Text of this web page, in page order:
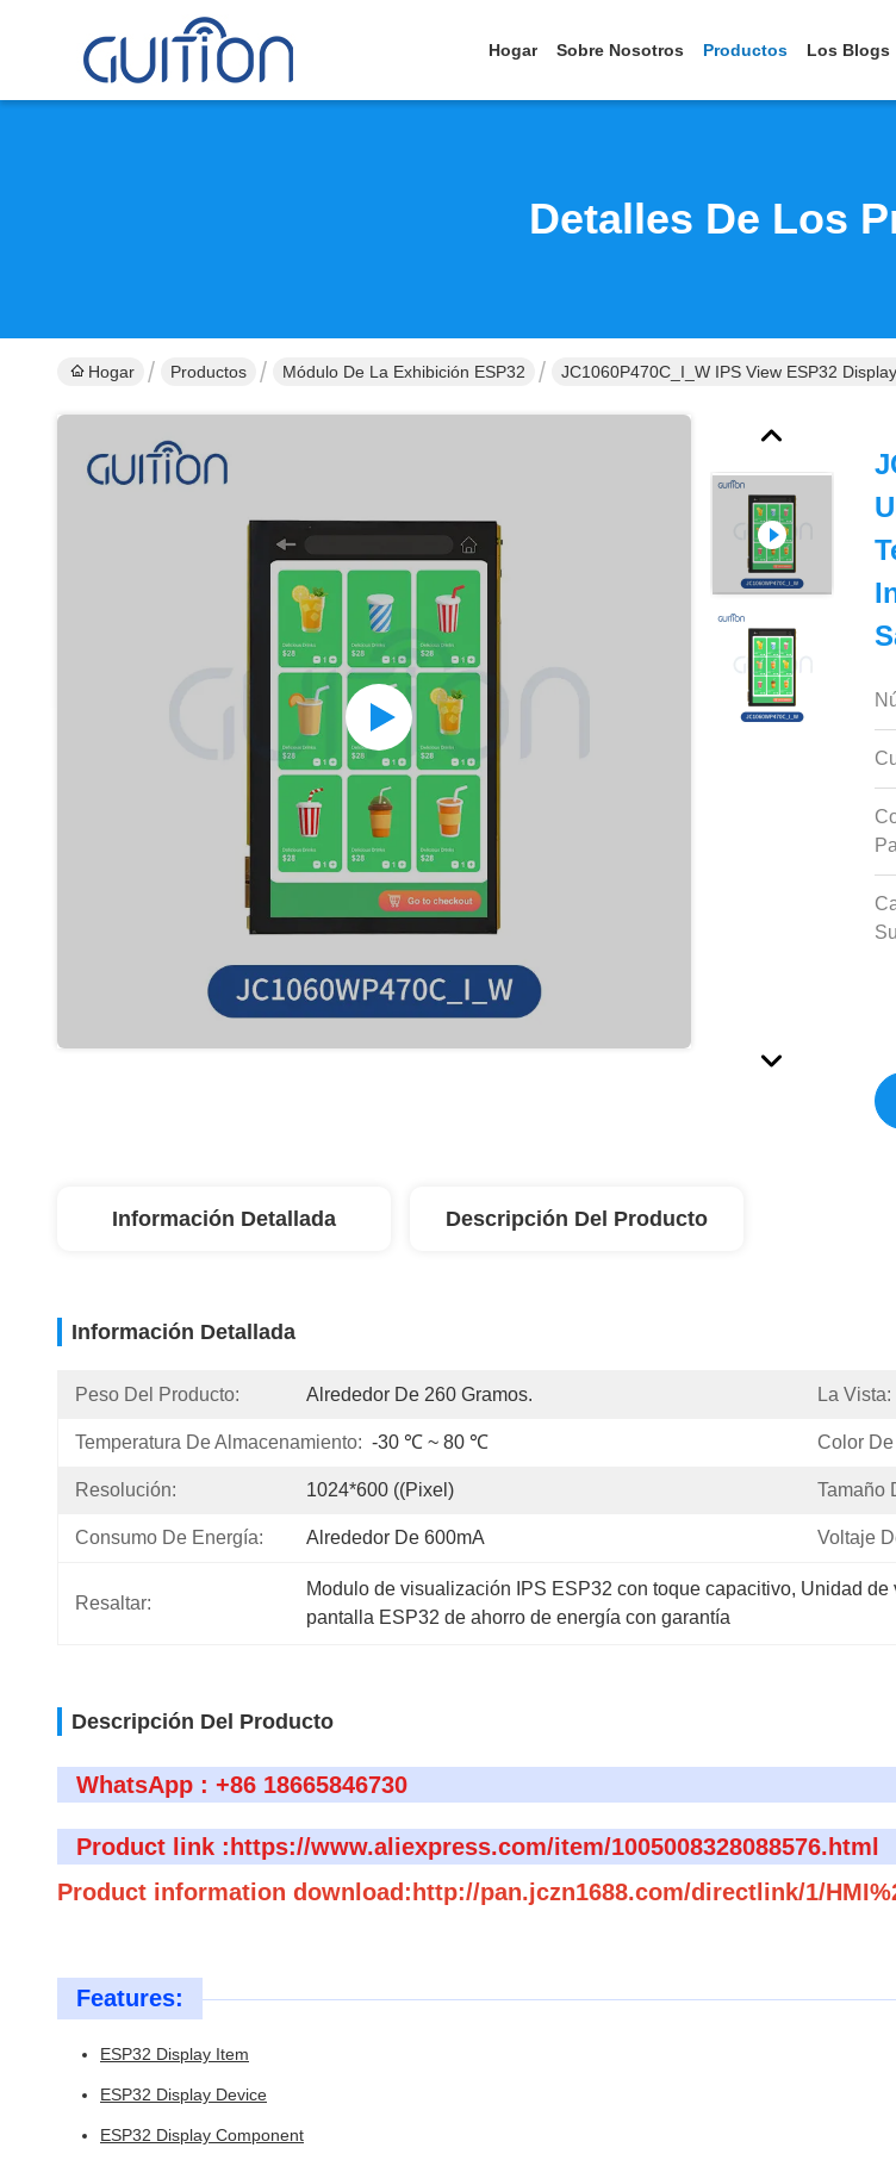
Hogar Sobre Nosotros Productos Los Blogs
Detalles De Los
Hogar Productos Módulo De La Exhibición ESP32 JC1060P470C_I_W IPS View ESP32
Información Detallada Descripción Del Producto
Información Detallada
Peso Del Producto: Alrededor De 260 Gramos. La Vista:
Temperatura De Almacenamiento: -30 ℃ ~ 80 ℃ Color
Resolución: 1024*600 ((Pixel) Tamaño
Consumo De Energía: Alrededor De 600mA Voltaje
Resaltar:
Modulo de visualización IPS ESP32 con toque capacitivo, Unidad de
pantalla ESP32 de ahorro de energía con garantía
Descripción Del Producto
WhatsApp : +86 18665846730
Product link :https://www.aliexpress.com/item/1005008328088576.html
Product information download:http://pan.jczn1688.com/directlink/1/
Features:
ESP32 Display Item
ESP32 Display Device
ESP32 Display Component